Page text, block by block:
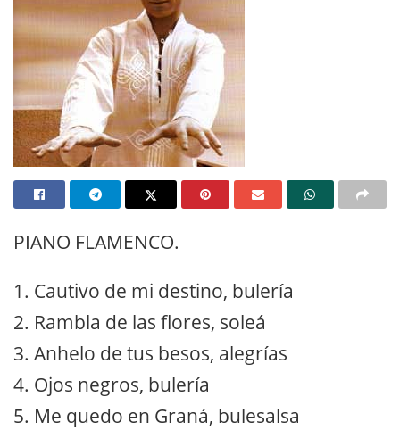
PIANO FLAMENCO.
1. Cautivo de mi destino, bulería
2. Rambla de las flores, soleá
3. Anhelo de tus besos, alegrías
4. Ojos negros, bulería
5. Me quedo en Graná, bulesalsa